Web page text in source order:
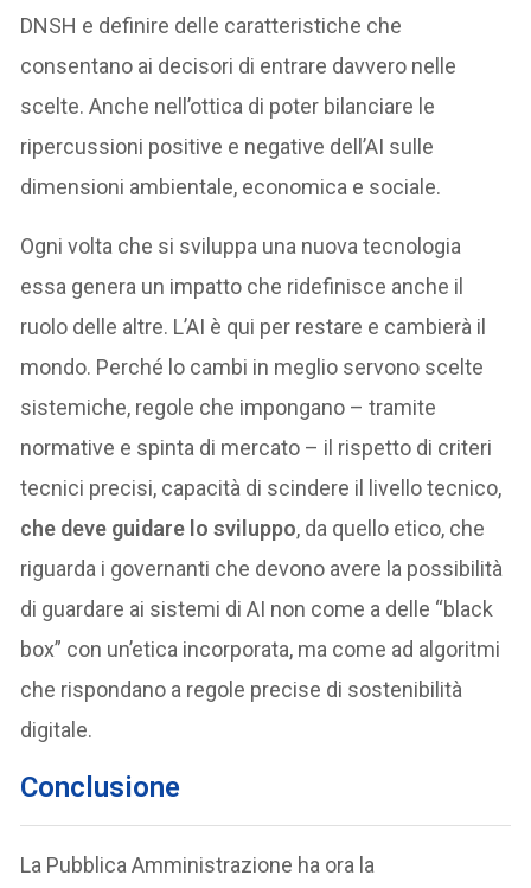
DNSH e definire delle caratteristiche che
consentano ai decisori di entrare davvero nelle
scelte. Anche nell’ottica di poter bilanciare le
ripercussioni positive e negative dell’AI sulle
dimensioni ambientale, economica e sociale.
Ogni volta che si sviluppa una nuova tecnologia
essa genera un impatto che ridefinisce anche il
ruolo delle altre. L’AI è qui per restare e cambierà il
mondo. Perché lo cambi in meglio servono scelte
sistemiche, regole che impongano – tramite
normative e spinta di mercato – il rispetto di criteri
tecnici precisi, capacità di scindere il livello tecnico,
che deve guidare lo sviluppo, da quello etico, che
riguarda i governanti che devono avere la possibilità
di guardare ai sistemi di AI non come a delle “black
box” con un’etica incorporata, ma come ad algoritmi
che rispondano a regole precise di sostenibilità
digitale.
Conclusione
La Pubblica Amministrazione ha ora la